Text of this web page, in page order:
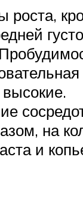
роста,
на
и